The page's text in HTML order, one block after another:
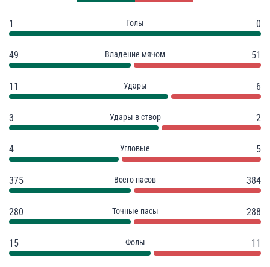
1 Голы 0
49 Владение мячом 51
11 Удары 6
3 Удары в створ 2
4 Угловые 5
375 Всего пасов 384
280 Точные пасы 288
15 Фолы 11